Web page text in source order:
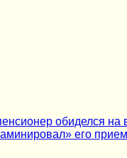
обиделся на
его